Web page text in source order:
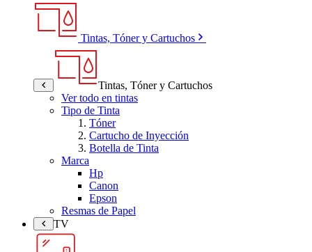
Tintas, Tóner y Cartuchos
Tintas, Tóner y Cartuchos
Ver todo en tintas
Tipo de Tinta
Tóner
Cartucho de Inyección
Botella de Tinta
Marca
Hp
Canon
Epson
Resmas de Papel
TV